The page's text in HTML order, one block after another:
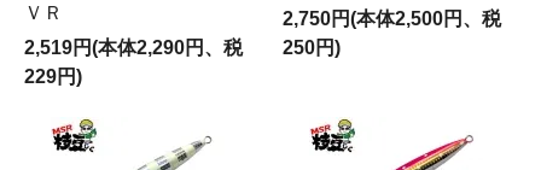
ＶＲ
2,519円(本体2,290円、税
229円)
2,750円(本体2,500円、税
250円)